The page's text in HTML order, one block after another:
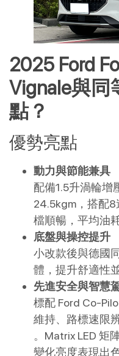
2025 Ford
Vignale與同
點？
優勢亮點
動力與節能兼具
配備1.5升渦輪增
24.5kgm，搭配
檔順暢，平均油
底盤與操控提升
小改款後與德國
體，提升舒適性
先進安全與智慧
標配 Ford Co-
維持、路標速限
。Matrix LED 矩
變化亮度表現出色